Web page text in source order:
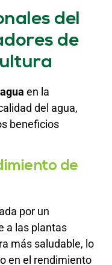
del
de
en la
del agua,
beneficios
de
por un
a las plantas
más saludable, lo
en el rendimiento